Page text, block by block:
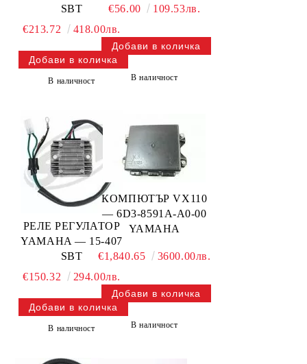
SBT
€213.72
418.00лв.
В наличност
€56.00 109.53лв.
В наличност
РЕЛЕ РЕГУЛАТОР
YAMAHA — 15-407
SBT
€150.32
294.00лв.
В наличност
КОМПЮТЪР VX110
— 6D3-8591A-A0-00
YAMAHA
€1,840.65 3600.00лв.
В наличност